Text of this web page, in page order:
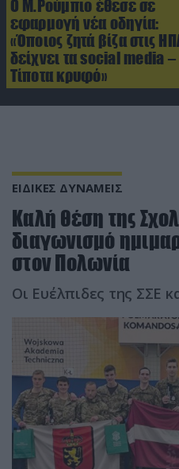
Ο Μ.Ρούμπιο έθεσε σε
εφαρμογή νέα οδηγία:
«Όποιος ζητά βίζα στις
δείχνει τα social media –
Τίποτα κρυφό»
ΕΙΔΙΚΕΣ ΔΥΝΑΜΕΙΣ
Καλή θέση της
διαγωνισμό
στον Πολωνία
Οι Ευέλπιδες της ΣΣΕ